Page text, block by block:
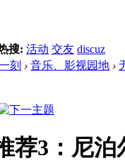
搜: 活动 交友 discuz
刻 › 音乐、影视园地 ›
荐3：尼泊